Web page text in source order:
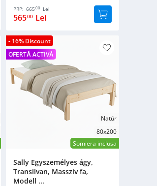
PRP: 66500 Lei
56500 Lei
- 16% Discount
OFERTĂ ACTIVĂ
Natúr
80x200
Somiera inclusa
Sally Egyszemélyes ágy,
Transilvan, Masszív fa,
Modell ...